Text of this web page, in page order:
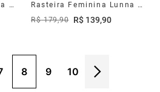
Rasteira Feminina Lunna Preto
Rasteira Feminina Lunna Couro Off White
R$ 179,90 R$ 139,90
8 9 10